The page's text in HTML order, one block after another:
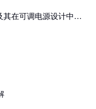
其在可调电源设计中的